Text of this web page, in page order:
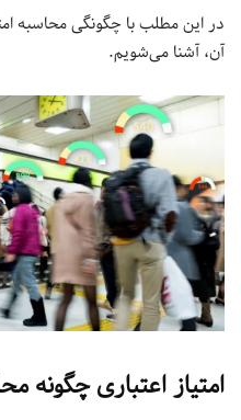
در این مطلب با چگونگی محاسبه
آن، آشنا می‌شویم.
امتیاز اعتباری چگونه